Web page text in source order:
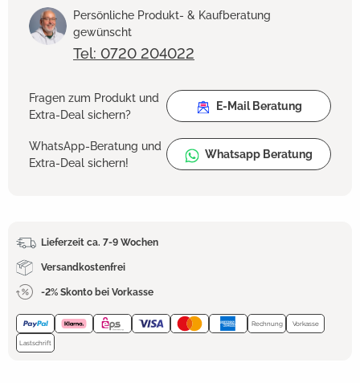
Persönliche Produkt- & Kaufberatung
gewünscht
Tel: 0720 204022
Fragen zum Produkt und
Extra-Deal sichern?
E-Mail Beratung
WhatsApp-Beratung und
Extra-Deal sichern!
Whatsapp Beratung
Lieferzeit ca. 7-9 Wochen
Versandkostenfrei
-2% Skonto bei Vorkasse
Rechnung Vorkasse
Lastschrift